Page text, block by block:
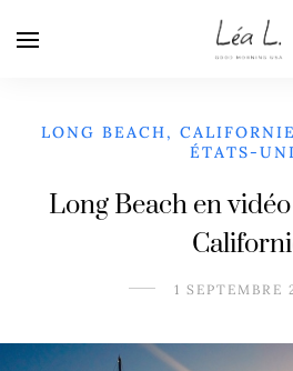
LONG BEACH, CALIFORNIE
ÉTATS-
Long Beach en
1 SEPTEMBRE